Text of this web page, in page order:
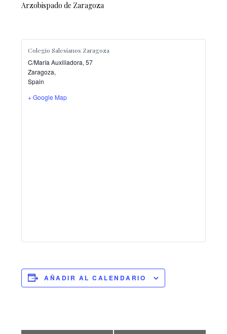
Arzobispado de Zaragoza
Colegio Salesianos Zaragoza
C/María Auxiliadora, 57
Zaragoza,
Spain
+ Google Map
AÑADIR AL CALENDARIO